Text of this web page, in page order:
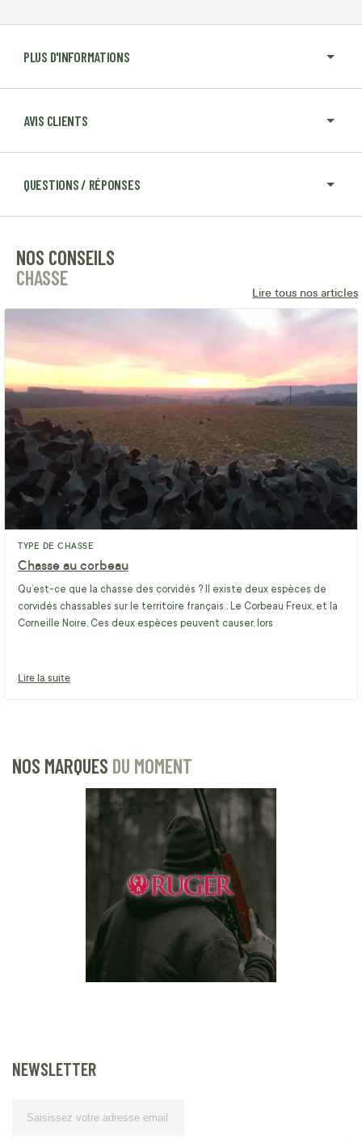
PLUS D'INFORMATIONS
AVIS CLIENTS
QUESTIONS / RÉPONSES
NOS CONSEILS
CHASSE
Lire tous nos articles
TYPE DE CHASSE
Chasse au corbeau
Qu’est-ce que la chasse des corvidés ? Il existe deux espèces de
corvidés chassables sur le territoire français : Le Corbeau Freux, et la
Corneille Noire. Ces deux espèces peuvent causer, lors
Lire la suite
NOS MARQUES DU MOMENT
NEWSLETTER